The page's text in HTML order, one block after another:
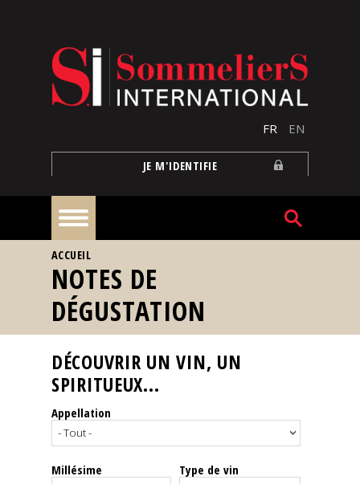
FR EN
JE M'IDENTIFIE
À
la
une
Reportages
Nos
Spiritueux
VOUS ÊTES ICI
ACCUEIL
NOTES DE
DÉGUSTATION
DÉCOUVRIR UN VIN, UN
SPIRITUEUX...
Appellation
Millésime Type de vin